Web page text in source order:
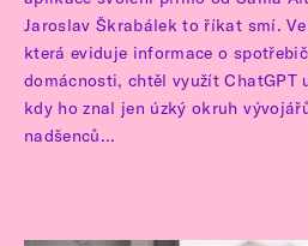
Jaroslav Škrabálek to říkat smí.
která eviduje informace o
domácnosti, chtěl využít ChatGPT
kdy ho znal jen úzký okruh
nadšenců...